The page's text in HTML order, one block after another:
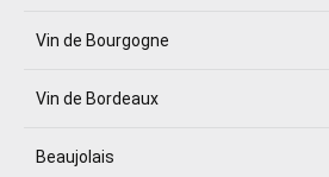
Vin de Bourgogne
Vin de Bordeaux
Beaujolais